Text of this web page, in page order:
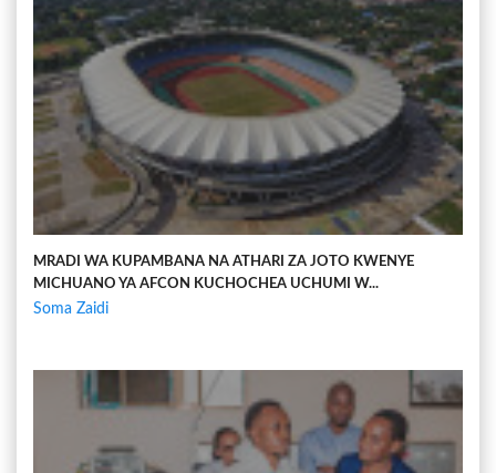
MRADI WA KUPAMBANA NA ATHARI ZA JOTO KWENYE
MICHUANO YA AFCON KUCHOCHEA UCHUMI W...
Soma Zaidi